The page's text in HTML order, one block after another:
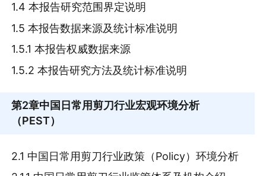
1.4 本报告研究范围界定说明
1.5 本报告数据来源及统计标准说明
1.5.1 本报告权威数据来源
1.5.2 本报告研究方法及统计标准说明
第2章中国日常用剪刀行业宏观环境分析
（PEST）
2.1 中国日常用剪刀行业政策（Policy）环境分析